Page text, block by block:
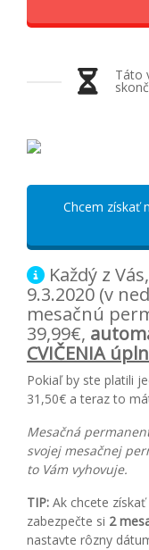
Táto
Chcem získať
Každý z
9.3.2020 (v
mesačnú
39,99€,
CVIČENIA
Pokiaľ by ste platili
31,50€ a teraz to
Mesačná
svojej mesačnej
to Vám vyhovuje.
TIP: Ak chcete získať
zabezpečte si 2
nastavte rôzny